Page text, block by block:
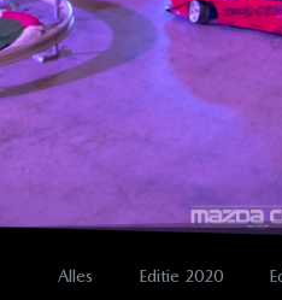
Alles Editie 2020